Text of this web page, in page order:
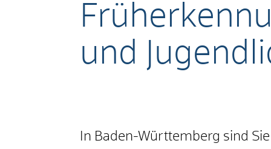
und
In Baden-Württemberg sind